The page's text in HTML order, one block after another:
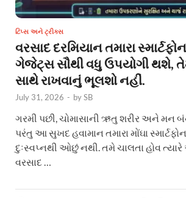
ટિપ્સ અને ટ્રીક્સ
વરસાદ દરમિયાન તમારા
ગેજેટ્સ સૌથી વધુ ઉપયોગી થશે,
સાથે રાખવાનું ભૂલશો નહીં.
July 31, 2026 - bySB
ગરમી પછી, ચોમાસાની ઋતુ શરીર અને મન
પરંતુ આ સુખદ હવામાન તમારા મોંઘા
દુઃસ્વપ્નથી ઓછું નથી. તમે ચાલતા હોવ
વરસાદ …